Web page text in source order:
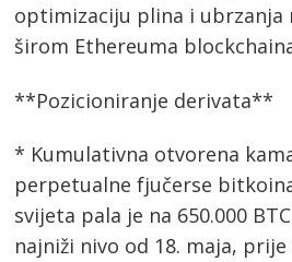
optimizaciju plina i ubrzanja
širom Ethereuma
**Pozicioniranje derivata**
* Kumulativna otvorena
perpetualne fjučerse
svijeta pala je na 650.000
najniži nivo od 18. maja,